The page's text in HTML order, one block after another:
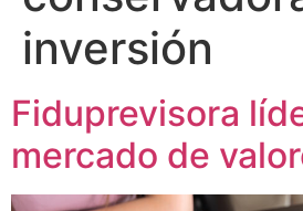
inversión
Fiduprevisora
mercado de